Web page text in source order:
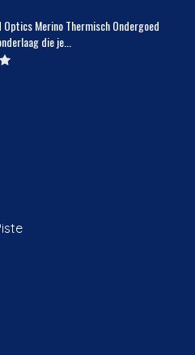
Optics Merino Thermisch Ondergoed
die je...